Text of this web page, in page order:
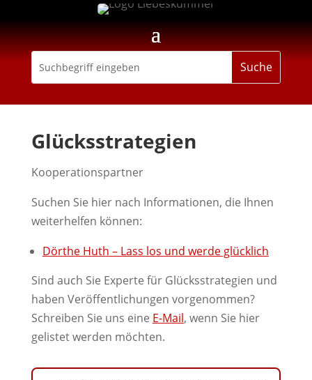
Glücksstrategien
Kooperationspartner
Suchen Sie hier nach Informationen, die Ihnen
weiterhelfen können:
Dörthe Huth – Lass los und werde glücklich
Sind auch Sie Experte für Glücksstrategien und
haben Veröffentlichungen vorgenommen?
Schreiben Sie uns eine E-Mail, wenn Sie hier
gelistet werden möchten.